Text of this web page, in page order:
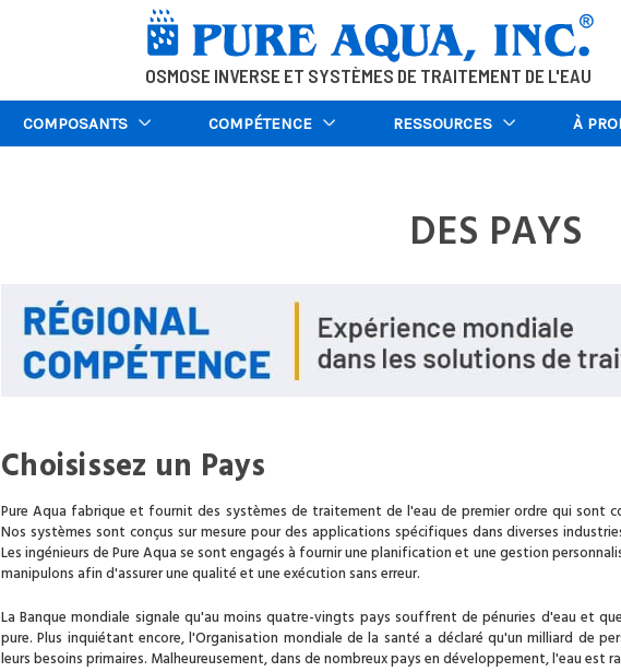
OSMOSE INVERSE ET SYSTÈMES DE TRAITEMENT DE L'EAU
COMPOSANTS COMPÉTENCE RESSOURCES À
DES PAYS
Choisissez un Pays
Pure Aqua fabrique et fournit des systèmes de traitement de l'eau de premier ordre qui sont
Nos systèmes sont conçus sur mesure pour des applications spécifiques dans diverses
Les ingénieurs de Pure Aqua se sont engagés à fournir une planification et une gestion
manipulons afin d'assurer une qualité et une exécution sans erreur.
La Banque mondiale signale qu'au moins quatre-vingts pays souffrent de pénuries d'eau et
pure. Plus inquiétant encore, l'Organisation mondiale de la santé a déclaré qu'un milliard de
leurs besoins primaires. Malheureusement, dans de nombreux pays en développement, l'eau est